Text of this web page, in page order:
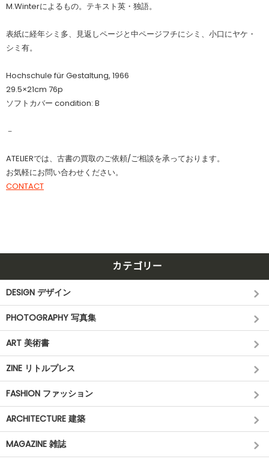
M.Winterによるもの。テキスト英・独語。
表紙に経年シミ多、見返しページと中ページフチにシミ、小口にヤケ・
シミ有。
Hochschule für Gestaltung, 1966
29.5×21cm 76p
ソフトカバー condition: B
－
ATELIERでは、古書の買取のご依頼/ご相談を承っております。
お気軽にお問い合わせください。
CONTACT
カテゴリー
DESIGN デザイン
PHOTOGRAPHY 写真集
ART 美術書
ZINE リトルプレス
FASHION ファッション
ARCHITECTURE 建築
MAGAZINE 雑誌